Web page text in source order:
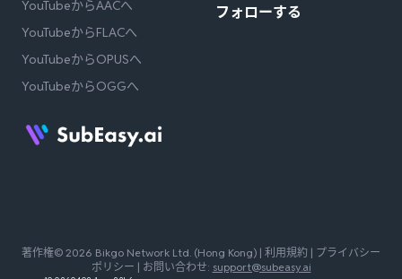
YouTubeからAACへ
YouTubeからFLACへ
YouTubeからOPUSへ
YouTubeからOGGへ
フォローする
著作権© 2026 Bikgo Network Ltd. (Hong Kong) | 利用規約 | プライバシー
ポリシー | お問い合わせ: support@subeasy.ai